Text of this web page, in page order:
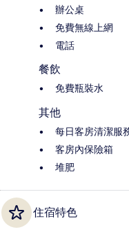
辦公桌
免費無線上網
電話
餐飲
免費瓶裝水
其他
每日客房清潔服
客房內保險箱
堆肥
住宿特色